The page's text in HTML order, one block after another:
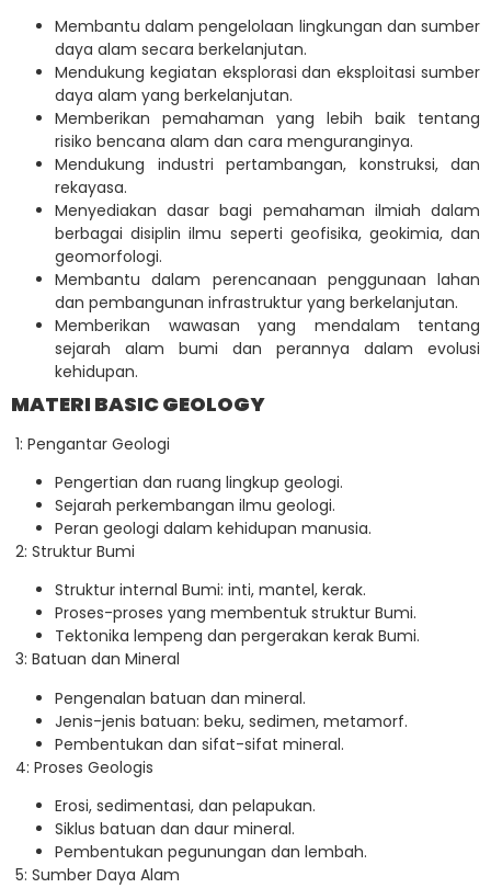
Membantu dalam pengelolaan lingkungan dan sumber
daya alam secara berkelanjutan.
Mendukung kegiatan eksplorasi dan eksploitasi sumber
daya alam yang berkelanjutan.
Memberikan pemahaman yang lebih baik tentang
risiko bencana alam dan cara menguranginya.
Mendukung industri pertambangan, konstruksi, dan
rekayasa.
Menyediakan dasar bagi pemahaman ilmiah dalam
berbagai disiplin ilmu seperti geofisika, geokimia, dan
geomorfologi.
Membantu dalam perencanaan penggunaan lahan
dan pembangunan infrastruktur yang berkelanjutan.
Memberikan wawasan yang mendalam tentang
sejarah alam bumi dan perannya dalam evolusi
kehidupan.
MATERI BASIC GEOLOGY
1: Pengantar Geologi
Pengertian dan ruang lingkup geologi.
Sejarah perkembangan ilmu geologi.
Peran geologi dalam kehidupan manusia.
2: Struktur Bumi
Struktur internal Bumi: inti, mantel, kerak.
Proses-proses yang membentuk struktur Bumi.
Tektonika lempeng dan pergerakan kerak Bumi.
3: Batuan dan Mineral
Pengenalan batuan dan mineral.
Jenis-jenis batuan: beku, sedimen, metamorf.
Pembentukan dan sifat-sifat mineral.
4: Proses Geologis
Erosi, sedimentasi, dan pelapukan.
Siklus batuan dan daur mineral.
Pembentukan pegunungan dan lembah.
5: Sumber Daya Alam